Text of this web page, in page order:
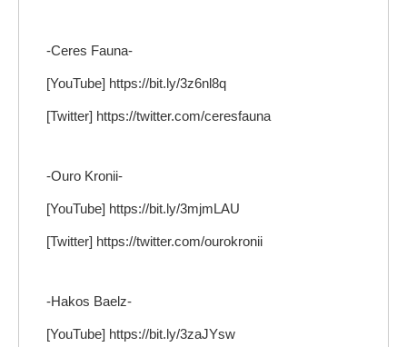
-Ceres Fauna-
[YouTube] https://bit.ly/3z6nl8q
[Twitter] https://twitter.com/ceresfauna
-Ouro Kronii-
[YouTube] https://bit.ly/3mjmLAU
[Twitter] https://twitter.com/ourokronii
-Hakos Baelz-
[YouTube] https://bit.ly/3zaJYsw